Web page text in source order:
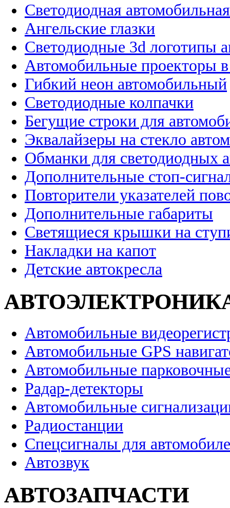
Светодиодная
Ангельские глазки
Светодиодные 3d логотипы
Автомобильные проекторы
Гибкий неон автомобильный
Светодиодные колпачки
Бегущие строки для
Эквалайзеры на стекло
Обманки для светодиодных
Дополнительные стоп-
Повторители указателей
Дополнительные габариты
Светящиеся крышки на
Накладки на капот
Детские автокресла
Автомобильные
Автомобильные GPS
Автомобильные
Радар-детекторы
Автомобильные
Радиостанции
Спецсигналы для
Автозвук
АВТОЗАПЧАСТИ